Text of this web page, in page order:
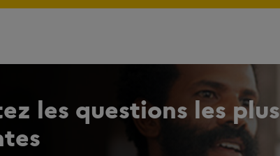
les questions les plus